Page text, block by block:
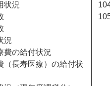
状況
況
費の給付状況
（長寿医療）の給付状